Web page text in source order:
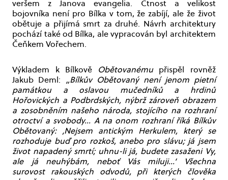
veršem z Janova evangelia. Ctnost a velikost
bojovníka není pro Bílka v tom, že zabíjí, ale že život
obětuje a přijímá smrt za druhé. Návrh architektury
pochází také od Bílka, ale vypracován byl architektem
Čeňkem Vořechem.
Výkladem k Bílkově Obětovanémupřispěl rovněž
Jakub Deml: „Bílkův Obětovaný není jenom pietní
památkou a oslavou mučedníků a hrdinů
Hořovických a Podbrdských, nýbrž zároveň obrazem
a zosobněním našeho národa, stojícího na rozhraní
otroctví a svobody… A na onom rozhraní říká Bílkův
Obětovaný: ‚Nejsem antickým Herkulem, který se
rozhoduje buď pro rozkoš, anebo pro slávu; já jsem
život napadený smrtí; uhnu-li já, budete zasaženi Vy,
ale já neuhýbám, neboť Vás miluji…‘ Všechna
surovost rakouských odvodů, při kterých člověka